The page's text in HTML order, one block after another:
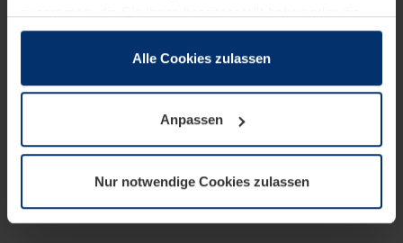
sie im Rahmen Ihrer Nutzung der Dienste gesammelt
wenn diese für den Betrieb dieser Seite unbedingt
notwendig sind. Für alle anderen Cookie-Typen benötigen
wir Ihre Erlaubnis. Ihre Einwilligung können Sie jederzeit
Datenschutzerklärungunserer Website ändern oder
widerrufen.
Alle Cookies zulassen
Anpassen
Nur notwendige Cookies zulassen